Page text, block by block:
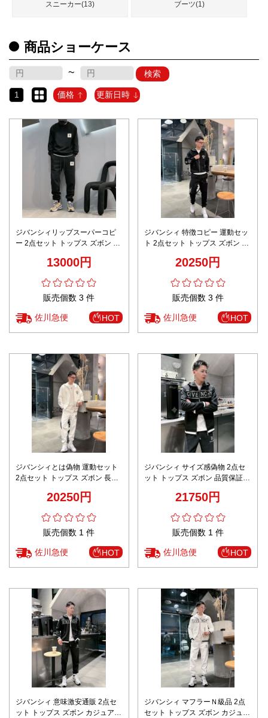
セ
ル
商
品
スニーカー(13) ブーツ(1)
商品ショーケース
~ 検索
1 価格 更新日時
ジバンシィリップスーパーコピ
ー 2点セット トップス ズボン 長
13000円
販売個数 3 件
佐川急便 HOT
ジバンシィ 特徴コピー 運動セッ
ト 2点セット トップス ズボン 長
人気 ブラック20250円
販売個数 3 件
佐川急便 HOT
ジバンシィとは偽物 運動セット
2点セット トップス ズボン 長袖
20250円
販売個数 1 件
佐川急便 HOT
ジバンシィ サイズ感偽物 2点セ
ット トップス ズボン 品質保証
21750円
販売個数 1 件
佐川急便 HOT
ジバンシィ 意味激安通販 2点セ
ット トップス ズボン カジュアル
ジバンシィ マフラーＮ級品 2点
セット トップス ズボン カジュア